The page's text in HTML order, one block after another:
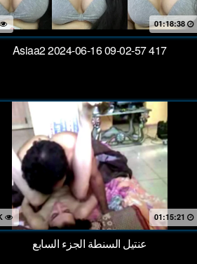
01:18:38
Asiaa2 2024-06-16 09-02-57 417
162K
عنتيل السنطة الجزء السابع